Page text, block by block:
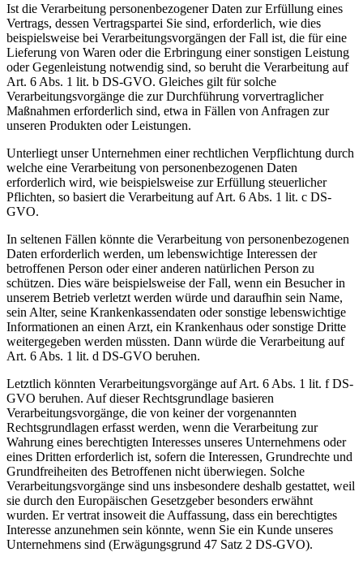
Ist die Verarbeitung personenbezogener Daten zur Erfüllung eines
Vertrags, dessen Vertragspartei Sie sind, erforderlich, wie dies
beispielsweise bei Verarbeitungsvorgängen der Fall ist, die für eine
Lieferung von Waren oder die Erbringung einer sonstigen Leistung
oder Gegenleistung notwendig sind, so beruht die Verarbeitung auf
Art. 6 Abs. 1 lit. b DS-GVO. Gleiches gilt für solche
Verarbeitungsvorgänge die zur Durchführung vorvertraglicher
Maßnahmen erforderlich sind, etwa in Fällen von Anfragen zur
unseren Produkten oder Leistungen.
Unterliegt unser Unternehmen einer rechtlichen Verpflichtung durch
welche eine Verarbeitung von personenbezogenen Daten
erforderlich wird, wie beispielsweise zur Erfüllung steuerlicher
Pflichten, so basiert die Verarbeitung auf Art. 6 Abs. 1 lit. c DS-
GVO.
In seltenen Fällen könnte die Verarbeitung von personenbezogenen
Daten erforderlich werden, um lebenswichtige Interessen der
betroffenen Person oder einer anderen natürlichen Person zu
schützen. Dies wäre beispielsweise der Fall, wenn ein Besucher in
unserem Betrieb verletzt werden würde und daraufhin sein Name,
sein Alter, seine Krankenkassendaten oder sonstige lebenswichtige
Informationen an einen Arzt, ein Krankenhaus oder sonstige Dritte
weitergegeben werden müssten. Dann würde die Verarbeitung auf
Art. 6 Abs. 1 lit. d DS-GVO beruhen.
Letztlich könnten Verarbeitungsvorgänge auf Art. 6 Abs. 1 lit. f DS-
GVO beruhen. Auf dieser Rechtsgrundlage basieren
Verarbeitungsvorgänge, die von keiner der vorgenannten
Rechtsgrundlagen erfasst werden, wenn die Verarbeitung zur
Wahrung eines berechtigten Interesses unseres Unternehmens oder
eines Dritten erforderlich ist, sofern die Interessen, Grundrechte und
Grundfreiheiten des Betroffenen nicht überwiegen. Solche
Verarbeitungsvorgänge sind uns insbesondere deshalb gestattet, weil
sie durch den Europäischen Gesetzgeber besonders erwähnt
wurden. Er vertrat insoweit die Auffassung, dass ein berechtigtes
Interesse anzunehmen sein könnte, wenn Sie ein Kunde unseres
Unternehmens sind (Erwägungsgrund 47 Satz 2 DS-GVO).